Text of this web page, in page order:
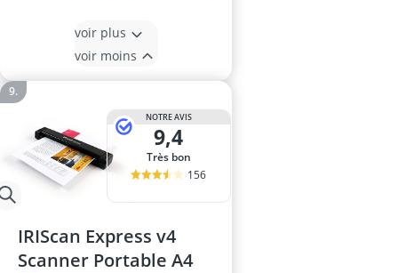
voir plus
voir moins
NOTRE AVIS
9,4
Très bon
156
IRIScan Express v4
Scanner Portable A4